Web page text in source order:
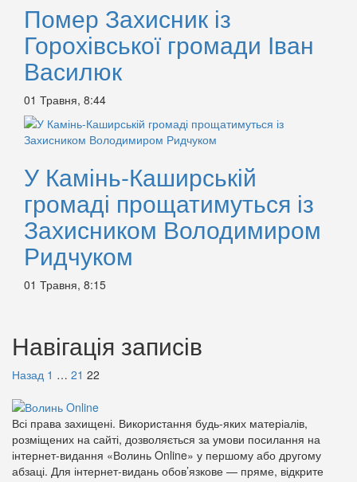
Помер Захисник із
Горохівської громади Іван
Василюк
01 Травня, 8:44
У Камінь-Каширській
громаді прощатимуться із
Захисником Володимиром
Ридчуком
01 Травня, 8:15
Навігація записів
Назад 1 … 21 22
Всі права захищені. Використання будь-яких матеріалів,
розміщених на сайті, дозволяється за умови посилання на
інтернет-видання «Волинь Online» у першому або другому
абзаці. Для інтернет-видань обов’язкове — пряме, відкрите